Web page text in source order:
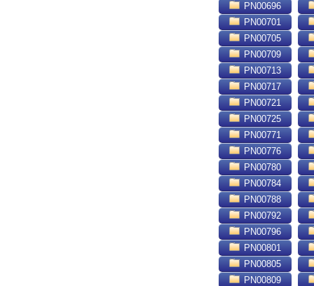
PN00696
PN00701
PN00705
PN00709
PN00713
PN00717
PN00721
PN00725
PN00771
PN00776
PN00780
PN00784
PN00788
PN00792
PN00796
PN00801
PN00805
PN00809